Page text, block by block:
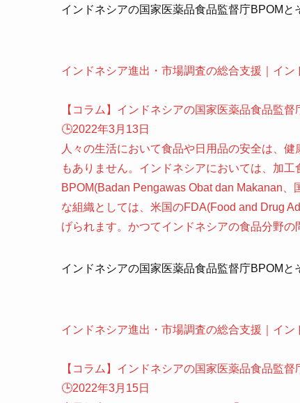
インドネシアの国家医薬品食品監督庁BPOM
インドネシア進出・市場調査の総合支援｜イン
【コラム】インドネシアの国家医薬品食品監
🕒️2022年3月13日
人々の生活において食品や日用品の安全は、
もありません。インドネシアにおいては、加
BPOM(Badan Pengawas Obat dan Makanan
な組織としては、米国のFDA(Food and Drug
げられます。かつてインドネシアの食品分野
インドネシアの国家医薬品食品監督庁BPOM
インドネシア進出・市場調査の総合支援｜イン
【コラム】インドネシアの国家医薬品食品監
🕒️2022年3月15日